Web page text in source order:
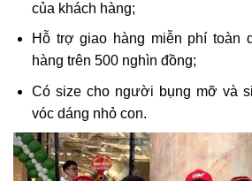
của khách hàng;
Hỗ trợ giao hàng miễn phí toàn
hàng trên 500 nghìn đồng;
Có size cho người bụng mỡ và
vóc dáng nhỏ con.